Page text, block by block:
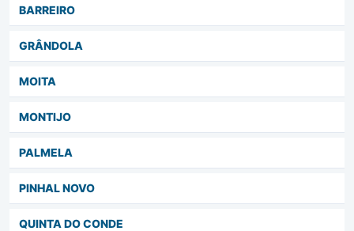
BARREIRO
GRÂNDOLA
MOITA
MONTIJO
PALMELA
PINHAL NOVO
QUINTA DO CONDE